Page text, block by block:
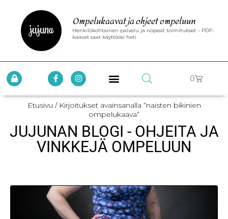
Ompelukaavat ja ohjeet ompeluun
Henkilökohtainen palvelu ja nopeat toimitukset – PDF-
kaavat saat käyttöösi heti
0
Etusivu / Kirjoitukset avainsanalla “naisten bikinien
ompelukaava”
JUJUNAN BLOGI - OHJEITA JA
VINKKEJÄ OMPELUUN